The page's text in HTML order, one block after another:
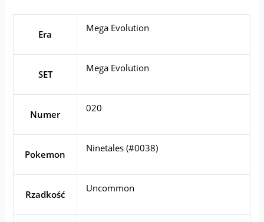
Era
Mega Evolution
SET
Mega Evolution
Numer
020
Pokemon
Ninetales (#0038)
Rzadkość
Uncommon